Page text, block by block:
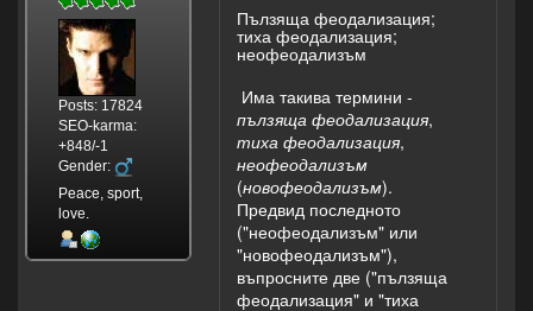
Posts: 17824
SEO-karma:
+848/-1
Gender:
Peace, sport,
love.
Пълзяща феодализация;
тиха феодализация;
неофеодализъм
Има такива термини -
пълзяща феодализация,
тиха феодализация,
неофеодализъм
(новофеодализъм).
Предвид последното
("неофеодализъм" или
"новофеодализъм"),
въпросните две ("пълзяща
феодализация" и "тиха